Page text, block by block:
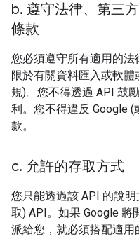
b. 遵守法律、第三
條款
您必須遵守所有適用的
限於有關資料匯入或軟
規)。您不得透過 API 鼓
利。您不得違反 Google
款。
c. 允許的存取方式
您只能透過該 API 的說
取) API。如果 Google 將
派給您，就必須搭配適